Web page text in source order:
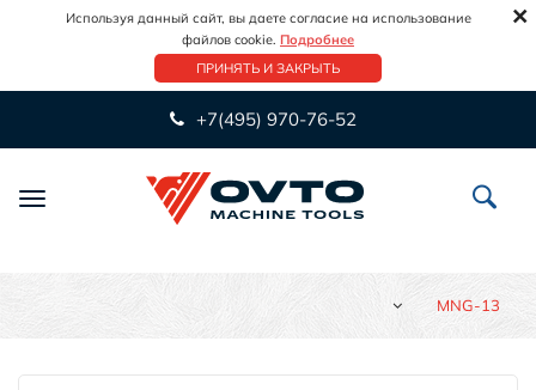
Используя данный сайт, вы даете согласие на использование
файлов cookie. Подробнее
ПРИНЯТЬ И ЗАКРЫТЬ
×
+7(495) 970-76-52
Переключить
MNG-13